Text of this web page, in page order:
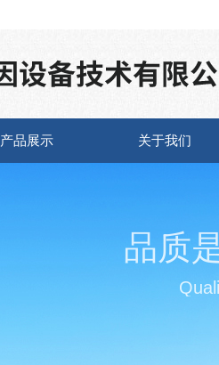
产品展示 关于我们
品质